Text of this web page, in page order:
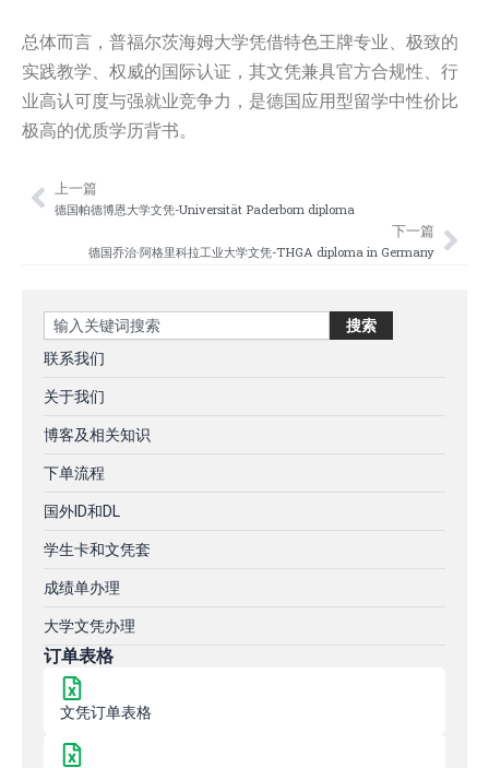
总体而言，普福尔茨海姆大学凭借特色王牌专业、极致的
实践教学、权威的国际认证，其文凭兼具官方合规性、行
业高认可度与强就业竞争力，是德国应用型留学中性价比
极高的优质学历背书。
Prev
上一篇
德国帕德博恩大学文凭-Universität Paderborn diploma
下一篇
德国乔治·阿格里科拉工业大学文凭-THGA diploma in Germany
Search 搜索
联系我们
关于我们
博客及相关知识
下单流程
国外ID和DL
学生卡和文凭套
成绩单办理
大学文凭办理
订单表格
文凭订单表格